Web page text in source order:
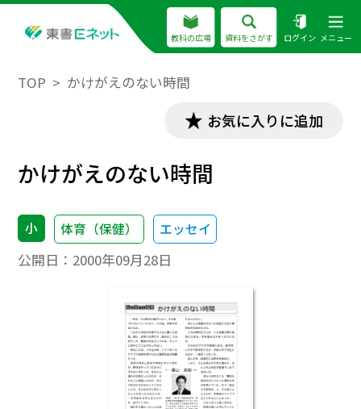
教科の広場 資料をさがす ログイン メニュー
TOP かけがえのない時間
お気に入りに追加
かけがえのない時間
小 体育（保健） エッセイ
公開日： 2000年09月28日